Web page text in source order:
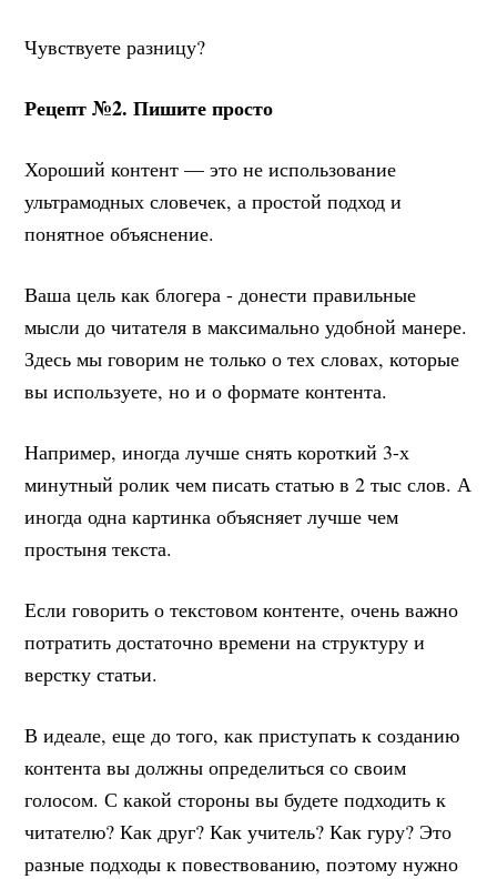
Чувствуете разницу?
Рецепт №2. Пишите просто
Хороший контент — это не использование
ультрамодных словечек, а простой подход и
понятное объяснение.
Ваша цель как блогера - донести правильные
мысли до читателя в максимально удобной манере.
Здесь мы говорим не только о тех словах, которые
вы используете, но и о формате контента.
Например, иногда лучше снять короткий 3-х
минутный ролик чем писать статью в 2 тыс слов. А
иногда одна картинка объясняет лучше чем
простыня текста.
Если говорить о текстовом контенте, очень важно
потратить достаточно времени на структуру и
верстку статьи.
В идеале, еще до того, как приступать к созданию
контента вы должны определиться со своим
голосом. С какой стороны вы будете подходить к
читателю? Как друг? Как учитель? Как гуру? Это
разные подходы к повествованию, поэтому нужно